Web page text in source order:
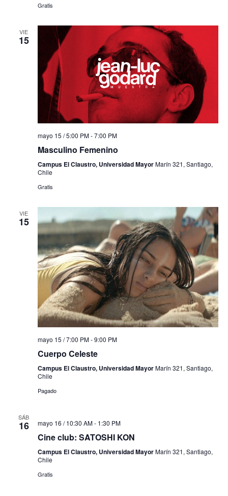
Gratis
VIE
15
mayo 15 / 5:00 PM-7:00 PM
Masculino Femenino
Campus El Claustro, Universidad MayorMarín 321, Santiago,
Chile
Gratis
VIE
15
mayo 15 / 7:00 PM-9:00 PM
Cuerpo Celeste
Campus El Claustro, Universidad MayorMarín 321, Santiago,
Chile
Pagado
SÁB
16 mayo 16 / 10:30 AM- 1:30 PM
Cine club: SATOSHI KON
Campus El Claustro, Universidad MayorMarín 321, Santiago,
Chile
Gratis